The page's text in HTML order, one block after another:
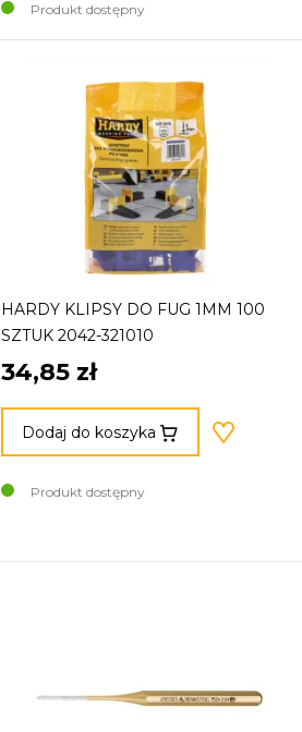
Produkt dostępny
HARDY KLIPSY DO FUG 1MM 100
SZTUK 2042-321010
34,85 zł
Dodaj do koszyka
Produkt dostępny